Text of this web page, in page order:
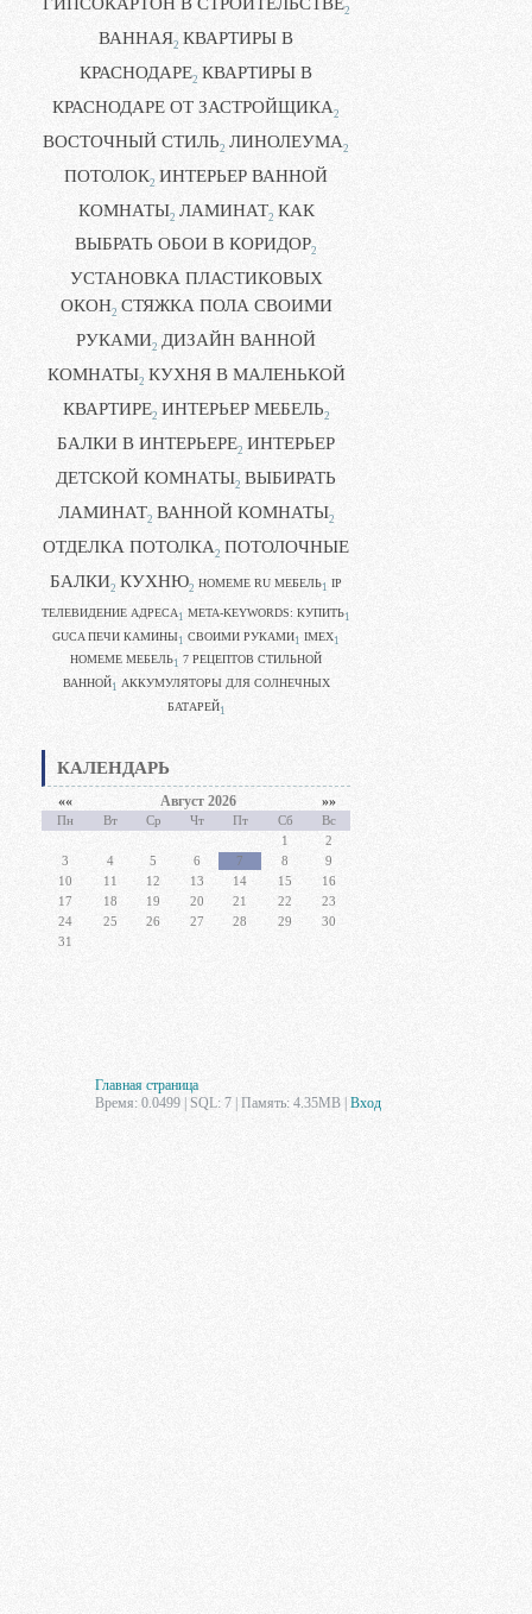
2
ВАННАЯ2 КВАРТИРЫ В
КРАСНОДАРЕ2 КВАРТИРЫ В
КРАСНОДАРЕ ОТ ЗАСТРОЙЩИКА2
ВОСТОЧНЫЙ СТИЛЬ2 ЛИНОЛЕУМА2
ПОТОЛОК2 ИНТЕРЬЕР ВАННОЙ
КОМНАТЫ2 ЛАМИНАТ2 КАК
ВЫБРАТЬ ОБОИ В КОРИДОР2
УСТАНОВКА ПЛАСТИКОВЫХ
ОКОН2 СТЯЖКА ПОЛА СВОИМИ
РУКАМИ2 ДИЗАЙН ВАННОЙ
КОМНАТЫ2 КУХНЯ В МАЛЕНЬКОЙ
КВАРТИРЕ2 ИНТЕРЬЕР МЕБЕЛЬ2
БАЛКИ В ИНТЕРЬЕРЕ2 ИНТЕРЬЕР
ДЕТСКОЙ КОМНАТЫ2 ВЫБИРАТЬ
ЛАМИНАТ2 ВАННОЙ КОМНАТЫ2
ОТДЕЛКА ПОТОЛКА2 ПОТОЛОЧНЫЕ
БАЛКИ2 КУХНЮ2 HOMEME RU МЕБЕЛЬ1 IP
ТЕЛЕВИДЕНИЕ АДРЕСА 1 META-KEYWORDS: КУПИТЬ1
GUCA ПЕЧИ КАМИНЫ1 CВОИМИ РУКАМИ1 IMEX1
HOMEME МЕБЕЛЬ1 7 РЕЦЕПТОВ СТИЛЬНОЙ
ВАННОЙ1 АККУМУЛЯТОРЫ ДЛЯ СОЛНЕЧНЫХ
БАТАРЕЙ1
КАЛЕНДАРЬ
«« Август 2026 »»
Пн Вт Ср Чт Пт Сб
Вс
1
2
3
4 5 6 7 8
9
10
11 12 13 14 15
16
17
18 19 20 21 22
23
24
25 26 27 28 29
30
31
Главная страница
Время: 0.0499 | SQL: 7 | Память: 4.35MB Вход